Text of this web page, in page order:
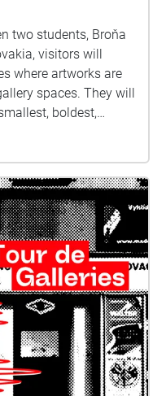
two students, Broňa
visitors will
where artworks are
spaces. They will
boldest,
at the end of the
in the operation of